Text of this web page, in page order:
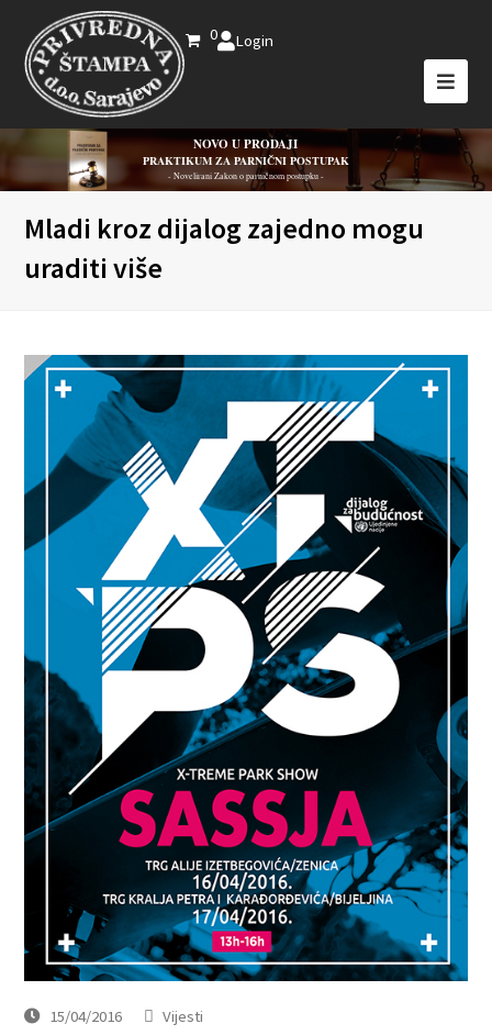
0 Login
NOVO U PRODAJI
PRAKTIKUM ZA PARNIČNI POSTUPAK
- Novelirani Zakon o parničnom postupku -
Mladi kroz dijalog zajedno mogu
uraditi više
15/04/2016 Vijesti